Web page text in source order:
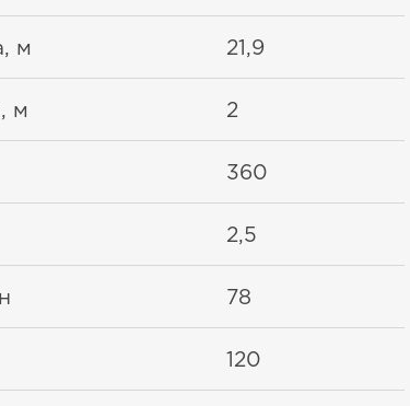
м 21,9
м 2
360
2,5
78
120